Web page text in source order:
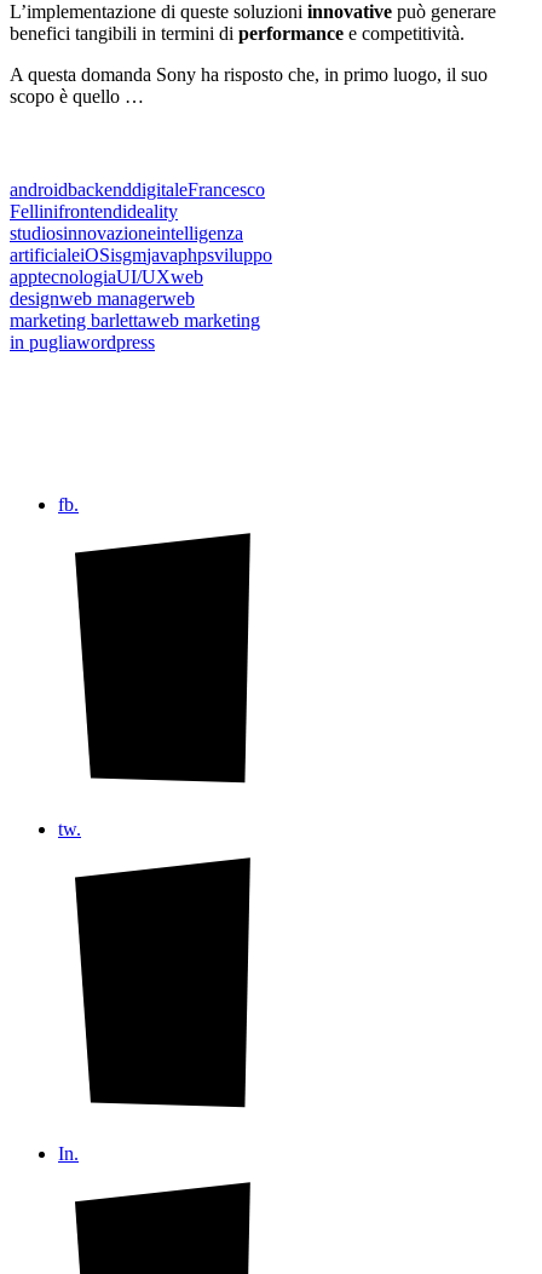
L’implementazione di queste soluzioni innovative può generare
benefici tangibili in termini di performance e competitività.
A questa domanda Sony ha risposto che, in primo luogo, il suo
scopo è quello …
androidbackenddigitaleFrancesco
Fellinifrontendideality
studiosinnovazioneintelligenza
artificialeiOSisgmjavaphpsviluppo
apptecnologiaUI/UXweb
designweb managerweb
marketing barlettaweb marketing
in pugliawordpress
fb.
tw.
In.